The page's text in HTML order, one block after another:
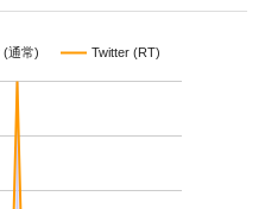
(通常) Twitter (RT)